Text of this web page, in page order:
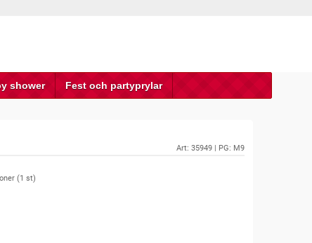
shower Fest och partyprylar
Art: 35949 | PG: M9
(1 st)